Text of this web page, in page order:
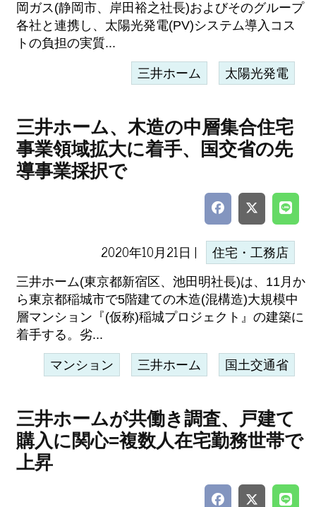
岡ガス(静岡市、岸田裕之社長)およびそのグループ
各社と連携し、太陽光発電(PV)システム導入コス
トの負担の実質...
三井ホーム 太陽光発電
三井ホーム、木造の中層集合住宅
事業領域拡大に着手、国交省の先
導事業採択で
2020年10月21日 | 住宅・工務店
三井ホーム(東京都新宿区、池田明社長)は、11月か
ら東京都稲城市で5階建ての木造(混構造)大規模中
層マンション『(仮称)稲城プロジェクト』の建築に
着手する。劣...
マンション 三井ホーム 国土交通省
三井ホームが共働き調査、戸建て
購入に関心=複数人在宅勤務世帯で
上昇